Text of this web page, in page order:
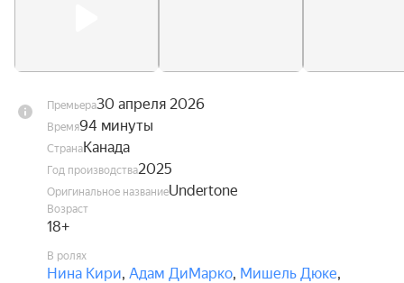
Премьера30 апреля 2026
Время94 минуты
СтранаКанада
Год производства2025
Оригинальное названиеUndertone
Возраст
18+
В ролях
Нина Кири, Адам ДиМарко, Мишель Дюке,